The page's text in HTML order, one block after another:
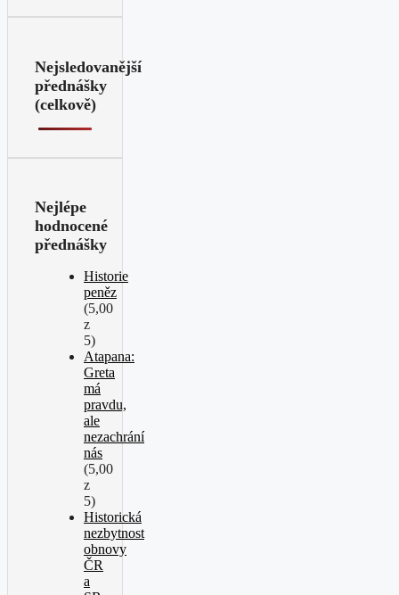
Nejsledovanější
přednášky
(celkově)
Nejlépe
hodnocené
přednášky
Historie
peněz
(5,00
z
5)
Atapana:
Greta
má
pravdu,
ale
nezachrání
nás
(5,00
z
5)
Historická
nezbytnost
obnovy
ČR
a